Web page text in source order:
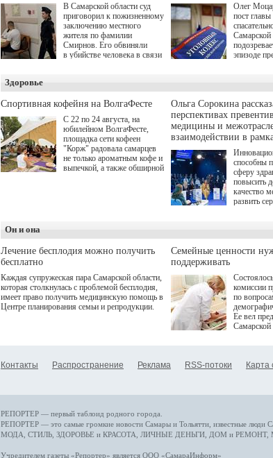
В Самарской области суд
приговорил к пожизненному
заключению местного
жителя по фамилии
Смирнов. Его обвиняли
в убийстве человека в связи
Олег
пост
Самарской
эпизоде
о
а сам он
Здоровье
Спортивная кофейня на ВолгаФесте
С 22 по 24 августа, на
юбилейном ВолгаФесте,
площадка сети кофеен
"Корж" радовала самарцев
не только ароматным кофе и
выпечкой, а также обширной
Ольга Сорокина
перспективах
медицины и
взаимодействии в
способны
сферу
повысить
качество
развить
К ним
данными
более
сегмент
ходе
качества
ПМЭФ
Он и она
Лечение бесплодия можно получить
бесплатно
Каждая супружеская пара Самарской области,
которая столкнулась с проблемой бесплодия,
имеет право получить медицинскую помощь в
Центре планирования семьи и репродукции.
Семейные ценности
поддерживать
комиссии
по
Ее вел
Контакты Распространение Реклама RSS-потоки Карта
РЕПОРТЕР — первый таблоид родного города.
РЕПОРТЕР — это самые громкие новости Самары и Тольятти, известные люди
МОДА, СТИЛЬ ЗДОРОВЬЕ и КРАСОТА ЛИЧНЫЕ ДЕНЬГИ ДОМ и РЕМОНТ,
Учредителем газеты «Репортер» является ООО «СамараИнформ»